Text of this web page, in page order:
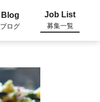
Blog
ブログ
Job List
募集一覧